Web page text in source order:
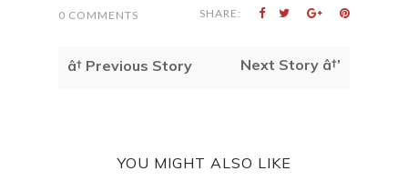
0 COMMENTS SHARE:
â† Previous Story Next Story â†’
YOU MIGHT ALSO LIKE